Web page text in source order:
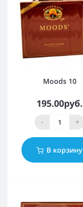
Moods 10
195.00руб.
- +
В корзину